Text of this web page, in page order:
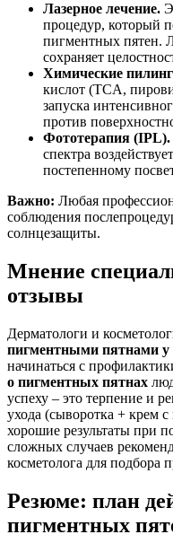
Лазерное лечение.
процедур, который
пигментных пятен.
сохраняет
Химические
кислот (TCA,
запуска
против
Фототерапия (IPL).
спектра
постепенному
Важно: Любая
соблюдения
солнцезащиты.
Мнение
отзывы
Дерматологи и
пигментными пятнами
начинаться с
о пигментных пятнах
успеху – это терпение и
ухода (сыворотка + крем
хорошие результаты при
сложных случаев
косметолога для подбора
Резюме: план
пигментных